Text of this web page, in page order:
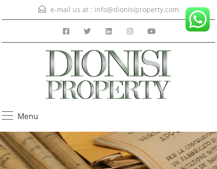
e-mail us at : info@dionisiproperty.com
Menu